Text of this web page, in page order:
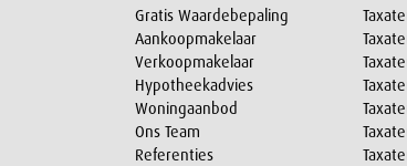
Gratis Waardebepaling
Aankoopmakelaar
Verkoopmakelaar
Hypotheekadvies
Woningaanbod
Ons Team
Referenties